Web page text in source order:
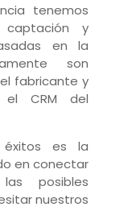
tenemos
captación y
en la
son
fabricante y
el CRM del
éxitos es la
en conectar
posibles
nuestros